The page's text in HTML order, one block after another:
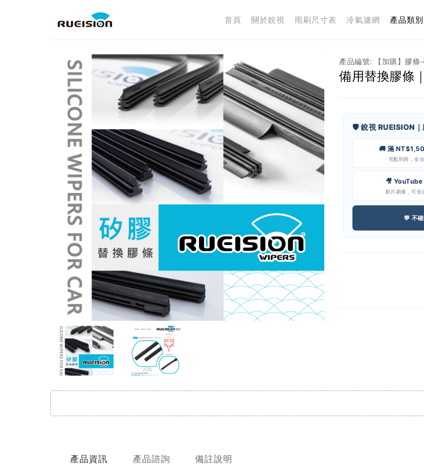
首頁 關於銳視 雨刷尺寸表 冷氣濾網 產品類別
產品編號: 【加購】膠
備用替換膠條
🛡️ 銳視 RUEISION
🚚 滿
宅配到府，全
🎥 YouTube
影片易懂，可安
💬 不
產品資訊 產品諮詢 備註說明